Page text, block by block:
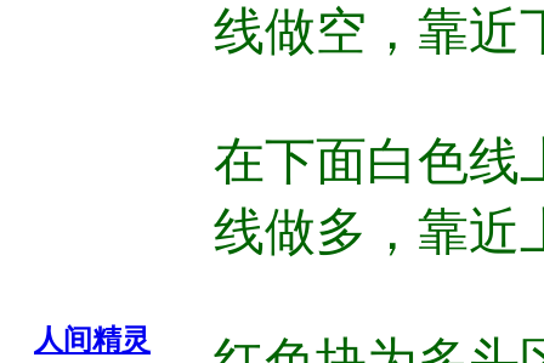
人间精灵
线做空，靠近
在下面白色线
线做多，靠近